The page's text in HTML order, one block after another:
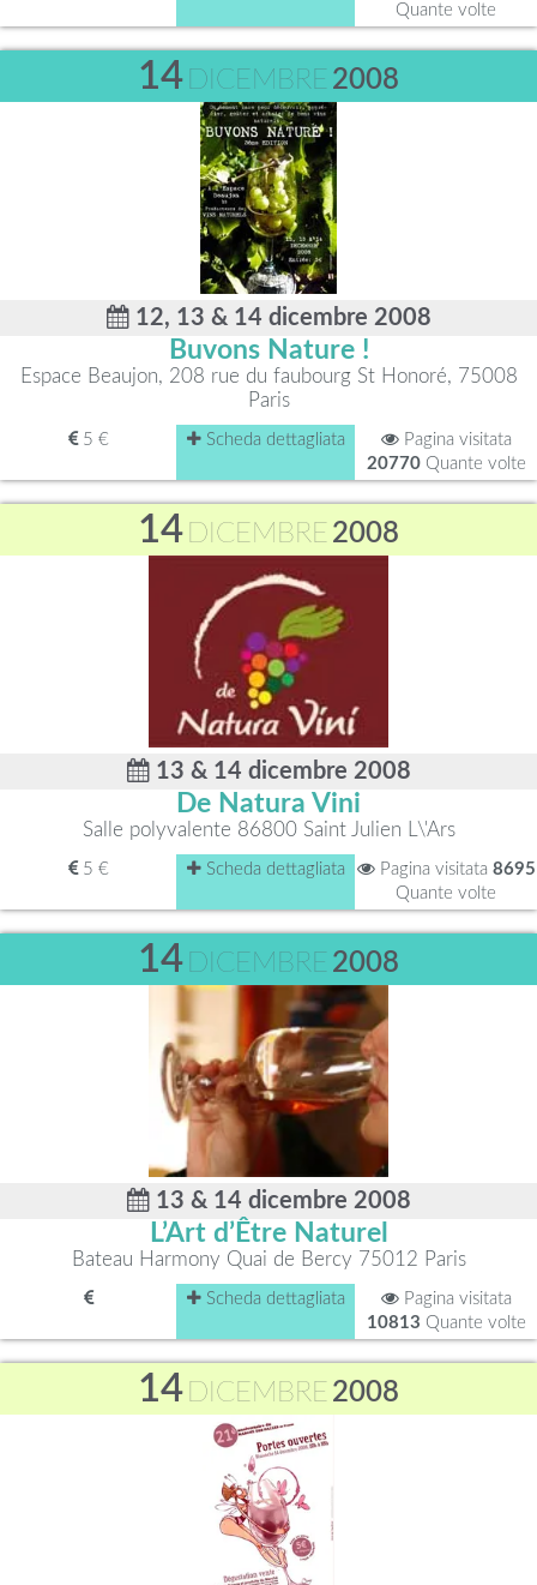
Quante volte
14 DICEMBRE 2008
12, 13 & 14 dicembre 2008
Buvons Nature !
Espace Beaujon, 208 rue du faubourg St Honoré, 75008
Paris
5 € Scheda dettagliata
Pagina visitata
20770Quante volte
14 DICEMBRE 2008
13 & 14 dicembre 2008
De Natura Vini
Salle polyvalente 86800 Saint Julien L\'Ars
5 € Scheda dettagliata Pagina visitata 8695
Quante volte
14 DICEMBRE 2008
13 & 14 dicembre 2008
L’Art d’Être Naturel
Bateau Harmony Quai de Bercy 75012 Paris
Scheda dettagliata
Pagina visitata
10813 Quante volte
14 DICEMBRE 2008